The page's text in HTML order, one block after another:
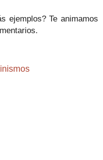
ejemplos? Te animamos